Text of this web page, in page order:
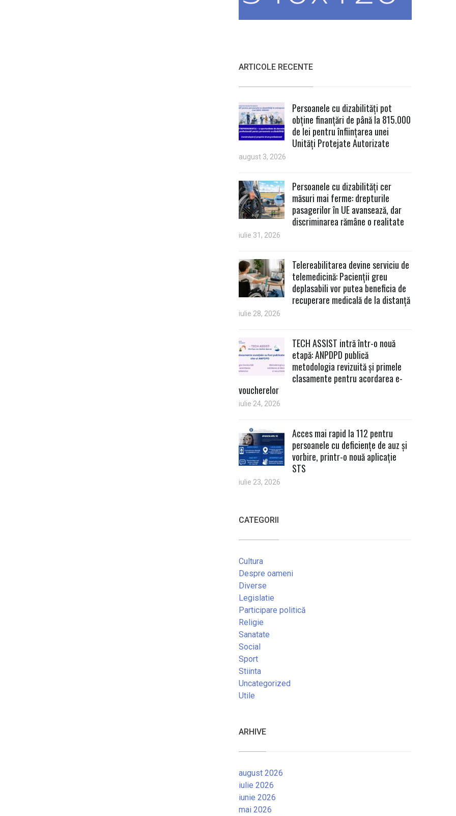
ARTICOLE RECENTE
Persoanele cu dizabilități pot
obține finanțări de până la 815.000
de lei pentru înființarea unei
Unități Protejate Autorizate
august 3, 2026
Persoanele cu dizabilități cer
măsuri mai ferme: drepturile
pasagerilor în UE avansează, dar
discriminarea rămâne o realitate
iulie 31, 2026
Telereabilitarea devine serviciu de
telemedicină: Pacienții greu
deplasabili vor putea beneficia de
recuperare medicală de la distanță
iulie 28, 2026
TECH ASSIST intră într-o nouă
etapă: ANPDPD publică
metodologia revizuită și primele
clasamente pentru acordarea e-
voucherelor
iulie 24, 2026
Acces mai rapid la 112 pentru
persoanele cu deficiențe de auz și
vorbire, printr-o nouă aplicație
STS
iulie 23, 2026
CATEGORII
Cultura
Despre oameni
Diverse
Legislatie
Participare politică
Religie
Sanatate
Social
Sport
Stiinta
Uncategorized
Utile
ARHIVE
august 2026
iulie 2026
iunie 2026
mai 2026